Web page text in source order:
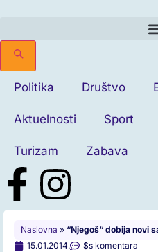
Politika Društvo
Aktuelnosti Sport
Turizam Zabava
Naslovna » “Njegoš“ dobija novi
15.01.2014.
$s komentara